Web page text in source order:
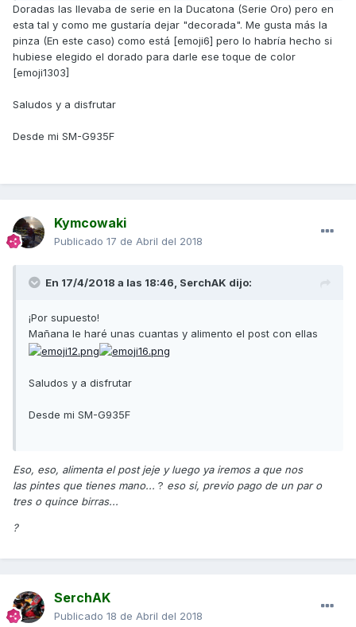
Doradas las llevaba de serie en la Ducatona (Serie Oro) pero en
esta tal y como me gustaría dejar "decorada". Me gusta más la
pinza (En este caso) como está [emoji6] pero lo habría hecho si
hubiese elegido el dorado para darle ese toque de color
[emoji1303]
Saludos y a disfrutar
Desde mi SM-G935F
Kymcowaki
Publicado 17 de Abril del 2018
En 17/4/2018 a las 18:46, SerchAK dijo:
¡Por supuesto!
Mañana le haré unas cuantas y alimento el post con ellas
Saludos y a disfrutar
Desde mi SM-G935F
Eso, eso, alimenta el post jeje y luego ya iremos a que nos
las pintes que tienes mano... ? eso si, previo pago de un par o
tres o quince birras...
?
SerchAK
Publicado 18 de Abril del 2018